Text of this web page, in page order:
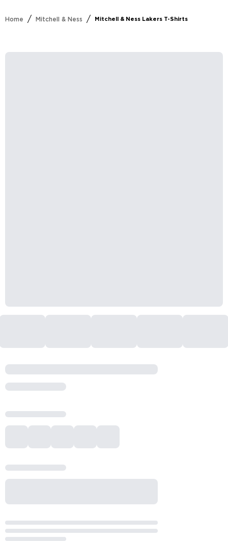
Home / Mitchell & Ness / Mitchell & Ness Lakers T-Shirts